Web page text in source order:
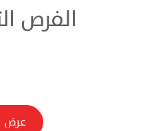
الفرص
عرض